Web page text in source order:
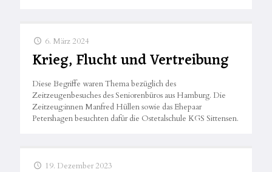
6. März 2024
Krieg, Flucht und Vertreibung
Diese Begriffe waren Thema bezüglich des
Zeitzeugenbesuches des Seniorenbüros aus Hamburg. Die
Zeitzeug:innen Manfred Hüllen sowie das Ehepaar
Petershagen besuchten dafür die Ostetalschule KGS Sittensen.
19. Dezember 2023